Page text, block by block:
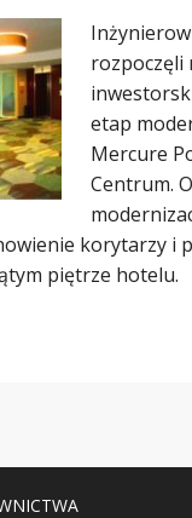
rozpoczęli
etap
Mercure
Centrum.
korytarzy i
piętrze hotelu.